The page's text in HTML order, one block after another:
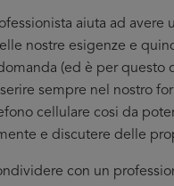
aiuta ad avere
nostre esigenze e
(ed è per questo
sempre nel nostro
cellulare cosi da
e discutere delle
con un